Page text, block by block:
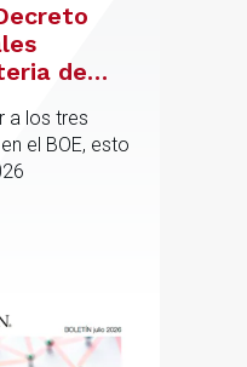
de
jubilación
a los tres
el BOE, esto